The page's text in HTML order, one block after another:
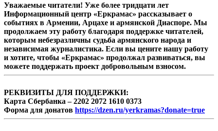
Уважаемые читатели! Уже более тридцати лет
Информационный центр «Еркрамас» рассказывает о
событиях в Армении, Арцахе и армянской Диаспоре. Мы
продолжаем эту работу благодаря поддержке читателей,
которым небезразличны судьба армянского народа и
независимая журналистика. Если вы цените нашу работу
и хотите, чтобы «Еркрамас» продолжал развиваться, вы
можете поддержать проект добровольным взносом.
РЕКВИЗИТЫ ДЛЯ ПОДДЕРЖКИ:
Карта Сбербанка – 2202 2072 1610 0373
Форма для донатов https://dzen.ru/yerkramas?donate=true